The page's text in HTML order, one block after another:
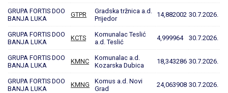
GRUPA FORTIS DOO
BANJA LUKA
GTPR
Gradska tržnica a.d.
Prijedor
14,882002 30.7.2026.
GRUPA FORTIS DOO
BANJA LUKA
KCTS
Komunalac Teslić
a.d. Teslić
4,999964 30.7.2026.
GRUPA FORTIS DOO
BANJA LUKA
KMNC
Komunalac a.d.
Kozarska Dubica
18,343286 30.7.2026.
GRUPA FORTIS DOO
BANJA LUKA
KMNG
Komus a.d. Novi
Grad
24,063908 30.7.2026.